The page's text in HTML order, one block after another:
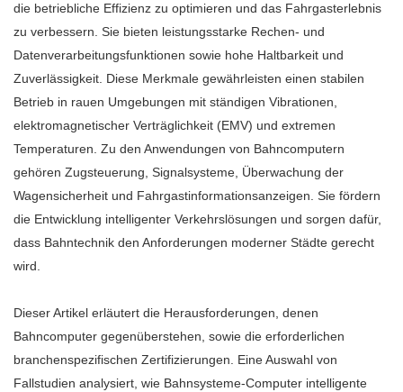
die betriebliche Effizienz zu optimieren und das Fahrgasterlebnis
zu verbessern. Sie bieten leistungsstarke Rechen- und
Datenverarbeitungsfunktionen sowie hohe Haltbarkeit und
Zuverlässigkeit. Diese Merkmale gewährleisten einen stabilen
Betrieb in rauen Umgebungen mit ständigen Vibrationen,
elektromagnetischer Verträglichkeit (EMV) und extremen
Temperaturen. Zu den Anwendungen von Bahncomputern
gehören Zugsteuerung, Signalsysteme, Überwachung der
Wagensicherheit und Fahrgastinformationsanzeigen. Sie fördern
die Entwicklung intelligenter Verkehrslösungen und sorgen dafür,
dass Bahntechnik den Anforderungen moderner Städte gerecht
wird.
Dieser Artikel erläutert die Herausforderungen, denen
Bahncomputer gegenüberstehen, sowie die erforderlichen
branchenspezifischen Zertifizierungen. Eine Auswahl von
Fallstudien analysiert, wie Bahnsysteme-Computer intelligente